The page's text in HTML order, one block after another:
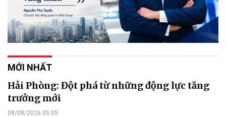
MỚI NHẤT
Hải Phòng: Đột phá từ những động lực tăng
trưởng mới
08/08/2026 05:05